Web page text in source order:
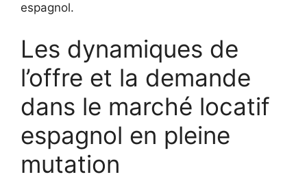
espagnol.
Les dynamiques de
l’offre et la demande
dans le marché locatif
espagnol en pleine
mutation